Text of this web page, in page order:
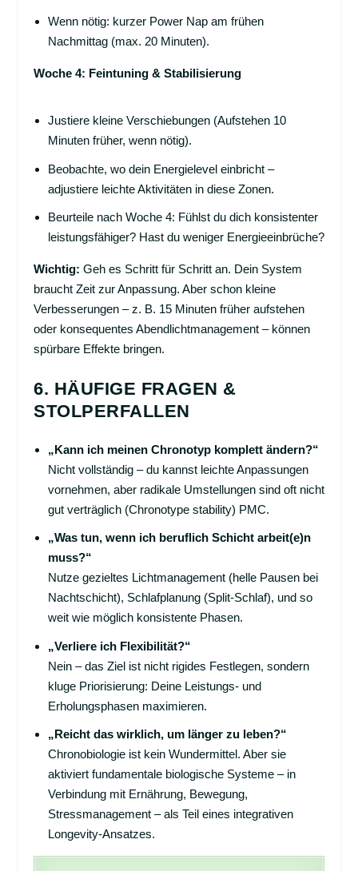
Wenn nötig: kurzer Power Nap am frühen
Nachmittag (max. 20 Minuten).
Woche 4: Feintuning & Stabilisierung
Justiere kleine Verschiebungen (Aufstehen 10
Minuten früher, wenn nötig).
Beobachte, wo dein Energielevel einbricht –
adjustiere leichte Aktivitäten in diese Zonen.
Beurteile nach Woche 4: Fühlst du dich konsistenter
leistungsfähiger? Hast du weniger Energieeinbrüche?
Wichtig: Geh es Schritt für Schritt an. Dein System
braucht Zeit zur Anpassung. Aber schon kleine
Verbesserungen – z. B. 15 Minuten früher aufstehen
oder konsequentes Abendlichtmanagement – können
spürbare Effekte bringen.
6. HÄUFIGE FRAGEN &
STOLPERFALLEN
„Kann ich meinen Chronotyp komplett ändern?“
Nicht vollständig – du kannst leichte Anpassungen
vornehmen, aber radikale Umstellungen sind oft nicht
gut verträglich (Chronotype stability) PMC.
„Was tun, wenn ich beruflich Schicht arbeit(e)n
muss?“
Nutze gezieltes Lichtmanagement (helle Pausen bei
Nachtschicht), Schlafplanung (Split-Schlaf), und so
weit wie möglich konsistente Phasen.
„Verliere ich Flexibilität?“
Nein – das Ziel ist nicht rigides Festlegen, sondern
kluge Priorisierung: Deine Leistungs- und
Erholungsphasen maximieren.
„Reicht das wirklich, um länger zu leben?“
Chronobiologie ist kein Wundermittel. Aber sie
aktiviert fundamentale biologische Systeme – in
Verbindung mit Ernährung, Bewegung,
Stressmanagement – als Teil eines integrativen
Longevity-Ansatzes.